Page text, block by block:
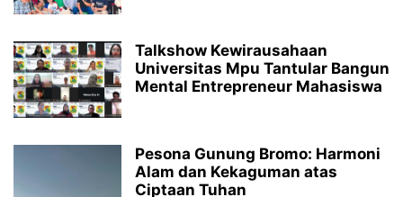
Talkshow Kewirausahaan
Universitas Mpu Tantular Bangun
Mental Entrepreneur Mahasiswa
Pesona Gunung Bromo: Harmoni
Alam dan Kekaguman atas
Ciptaan Tuhan